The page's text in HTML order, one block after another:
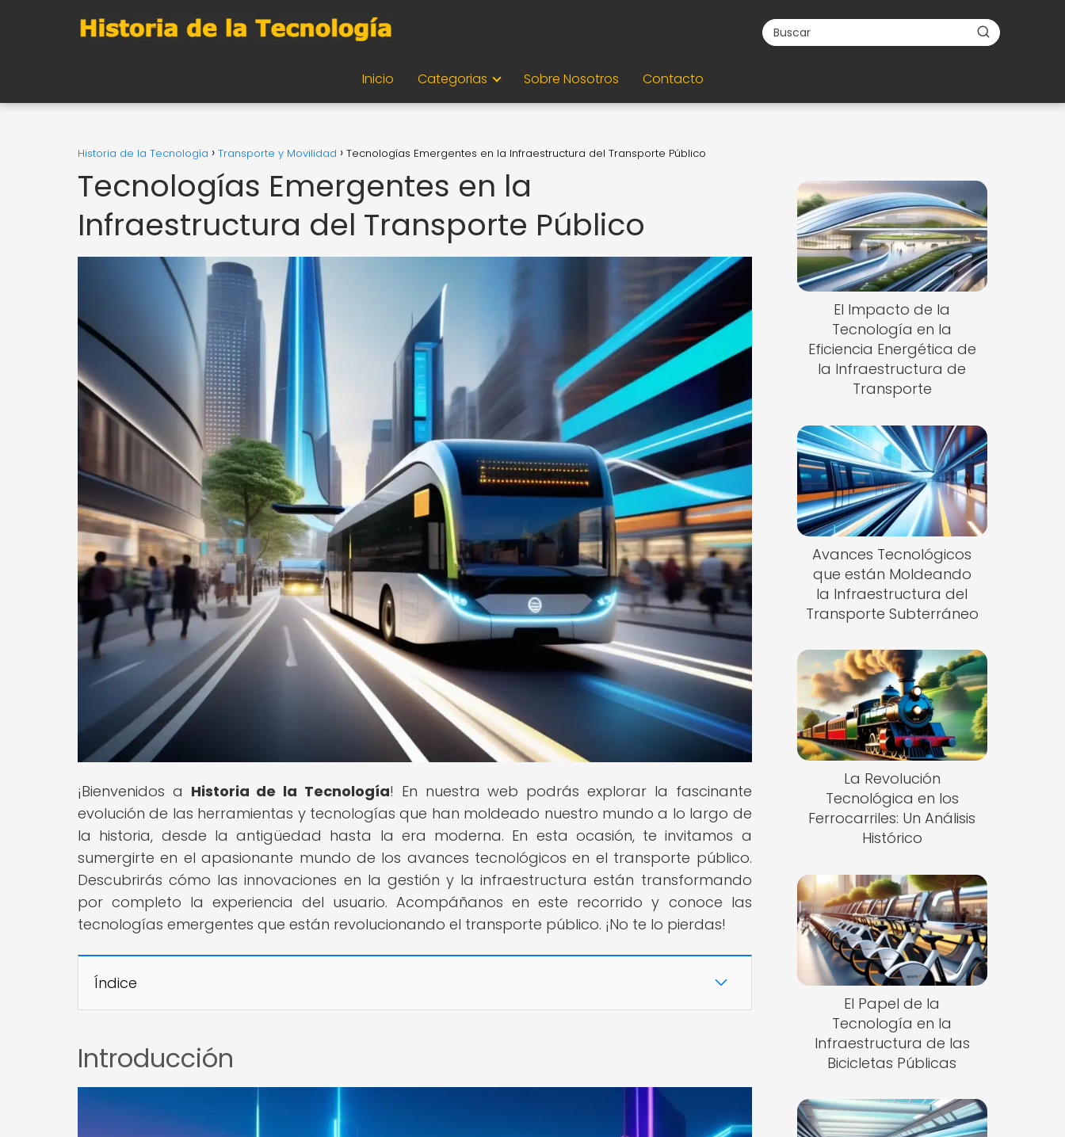
Inicio Categorias Sobre Nosotros Contacto
Historia de la Tecnología Transporte y Movilidad Tecnologías Emergentes en la Infraestructura del Transporte Público
Tecnologías Emergentes en la
Infraestructura del Transporte Público
¡Bienvenidos a Historia de la Tecnología! En nuestra web podrás explorar la fascinante
evolución de las herramientas y tecnologías que han moldeado nuestro mundo a lo largo de
la historia, desde la antigüedad hasta la era moderna. En esta ocasión, te invitamos a
sumergirte en el apasionante mundo de los avances tecnológicos en el transporte público.
Descubrirás cómo las innovaciones en la gestión y la infraestructura están transformando
por completo la experiencia del usuario. Acompáñanos en este recorrido y conoce las
tecnologías emergentes que están revolucionando el transporte público. ¡No te lo pierdas!
Índice
Introducción
El Impacto de la
Tecnología en la
Eficiencia Energética de
la Infraestructura de
Transporte
Avances Tecnológicos
que están Moldeando
la Infraestructura del
Transporte Subterráneo
La Revolución
Tecnológica en los
Ferrocarriles: Un Análisis
Histórico
El Papel de la
Tecnología en la
Infraestructura de las
Bicicletas Públicas